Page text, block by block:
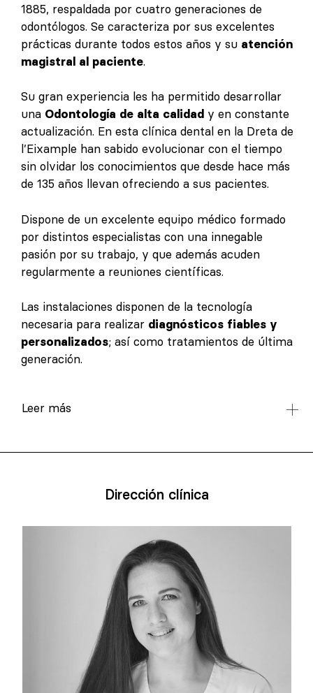
1885, respaldada por cuatro generaciones de
odontólogos. Se caracteriza por sus excelentes
prácticas durante todos estos años y su atención
magistral al paciente.
Su gran experiencia les ha permitido desarrollar
una Odontología de alta calidad y en constante
actualización. En esta clínica dental en la Dreta de
l’Eixample han sabido evolucionar con el tiempo
sin olvidar los conocimientos que desde hace más
de 135 años llevan ofreciendo a sus pacientes.
Dispone de un excelente equipo médico formado
por distintos especialistas con una innegable
pasión por su trabajo, y que además acuden
regularmente a reuniones científicas.
Las instalaciones disponen de la tecnología
necesaria para realizar diagnósticos fiables y
personalizados; así como tratamientos de última
generación.
Leer más
Dirección clínica